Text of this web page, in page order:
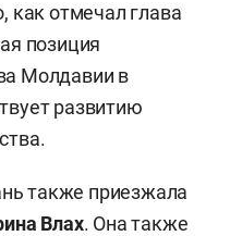
как отмечал глава
позиция
Молдавии в
развитию
также приезжала
Влах. Она также